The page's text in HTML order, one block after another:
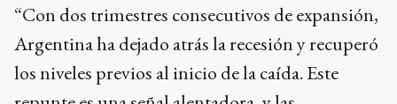
“Con dos trimestres consecutivos de expansión,
Argentina ha dejado atrás la recesión y recuperó
los niveles previos al inicio de la caída. Este